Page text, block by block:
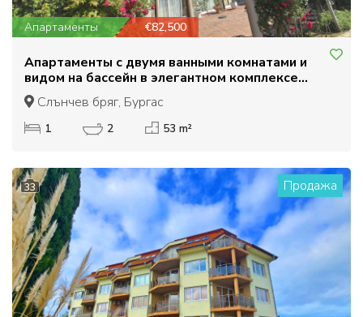
Апартаменты €82,500
Апартаменты с двумя ванными комнатами и
видом на бассейн в элегантном комплексе
Даун Парк.
Слънчев бряг, Бургас
1 2 53 m²
33 Продажа